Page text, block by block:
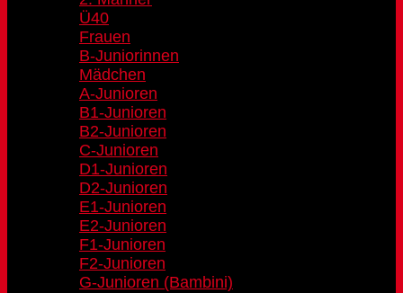
Ü40
Frauen
B-Juniorinnen
Mädchen
A-Junioren
B1-Junioren
B2-Junioren
C-Junioren
D1-Junioren
D2-Junioren
E1-Junioren
E2-Junioren
F1-Junioren
F2-Junioren
G-Junioren (Bambini)